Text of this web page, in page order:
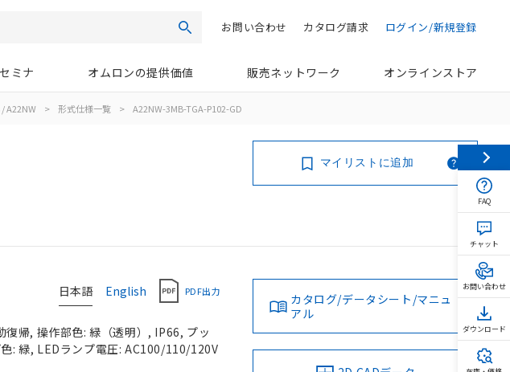
検索 ログイン/新規登録
カタログ請求
お問い合わせ
セミナ オムロンの提供価値 販売ネットワーク オンラインストア
A22NW > 形式仕様一覧 > A22NW-3MB-TGA-P102-GD
マイリストに追加
日本語 English PDF出力
帰, 操作部色: 緑（透明）, IP66, プッ
: 緑, LEDランプ電圧: AC100/110/120V
カタログ/データシート/マニュ
アル
FAQ
チャット
お問い合わせ
ダウンロード